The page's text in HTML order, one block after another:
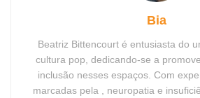
Bia
Beatriz Bittencourt é entusiasta do
cultura pop, dedicando-se a
inclusão nesses espaços. Com
marcadas pela , neuropatia e